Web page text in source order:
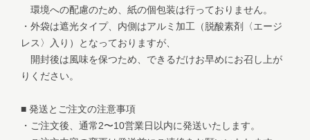
環境への配慮のため、紙の個包装は行っておりません。
・外袋は遮光タイプ、内側はアルミ加工（脱酸素剤〈エージ
レス〉入り）となっておりますが、
開封後は風味を保つため、できるだけお早めにお召し上が
りください。
■ 発送とご注文の注意事項
・ご注文後、通常2〜10営業日以内に発送いたします。